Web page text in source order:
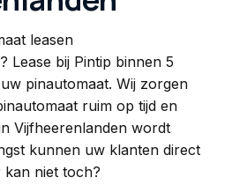
leasen
Lease bij Pintip binnen 5
pinautomaat. Wij zorgen
ruim op tijd en
Vijfheerenlanden wordt
kunnen uw klanten direct
kan niet toch?